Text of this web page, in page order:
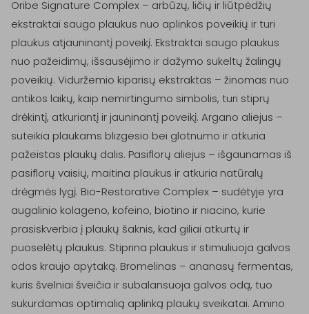
Oribe Signature Complex – arbūzų, ličių ir liūtpėdžių
ekstraktai saugo plaukus nuo aplinkos poveikių ir turi
plaukus atjauninantį poveikį. Ekstraktai saugo plaukus
nuo pažeidimų, išsausėjimo ir dažymo sukeltų žalingų
poveikių. Viduržemio kiparisų ekstraktas – žinomas nuo
antikos laikų, kaip nemirtingumo simbolis, turi stiprų
drėkintį, atkuriantį ir jauninantį poveikį. Argano aliejus –
suteikia plaukams blizgesio bei glotnumo ir atkuria
pažeistas plaukų dalis. Pasiflorų aliejus – išgaunamas iš
pasiflorų vaisių, maitina plaukus ir atkuria natūralų
drėgmės lygį. Bio-Restorative Complex – sudėtyje yra
augalinio kolageno, kofeino, biotino ir niacino, kurie
prasiskverbia į plaukų šaknis, kad giliai atkurtų ir
puoselėtų plaukus. Stiprina plaukus ir stimuliuoja galvos
odos kraujo apytaką. Bromelinas – ananasų fermentas,
kuris švelniai šveičia ir subalansuoja galvos odą, tuo
sukurdamas optimalią aplinką plaukų sveikatai. Amino